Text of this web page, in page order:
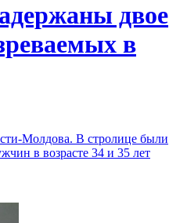
двое
в
Молдова. В стролице были
в возрасте 34 и 35 лет